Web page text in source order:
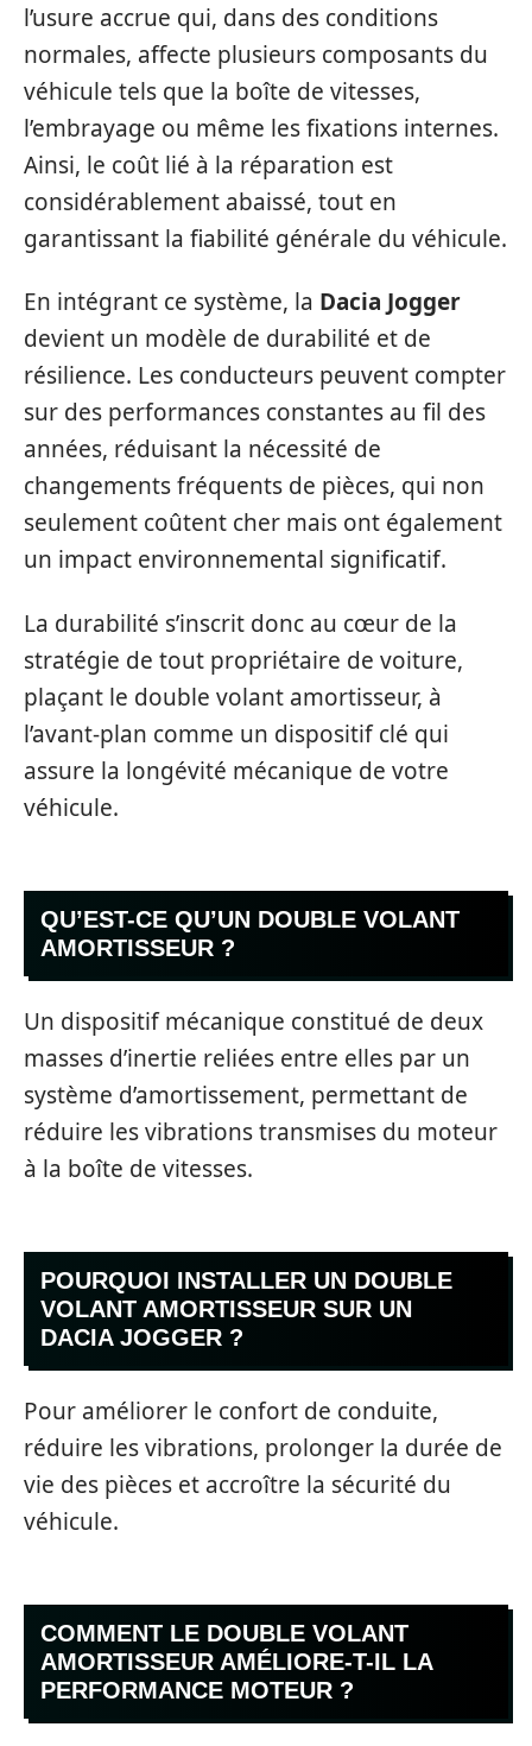
l’usure accrue qui, dans des conditions
normales, affecte plusieurs composants du
véhicule tels que la boîte de vitesses,
l’embrayage ou même les fixations internes.
Ainsi, le coût lié à la réparation est
considérablement abaissé, tout en
garantissant la fiabilité générale du véhicule.
En intégrant ce système, la Dacia Jogger
devient un modèle de durabilité et de
résilience. Les conducteurs peuvent compter
sur des performances constantes au fil des
années, réduisant la nécessité de
changements fréquents de pièces, qui non
seulement coûtent cher mais ont également
un impact environnemental significatif.
La durabilité s’inscrit donc au cœur de la
stratégie de tout propriétaire de voiture,
plaçant le double volant amortisseur, à
l’avant-plan comme un dispositif clé qui
assure la longévité mécanique de votre
véhicule.
QU’EST-CE QU’UN DOUBLE VOLANT
AMORTISSEUR ?
Un dispositif mécanique constitué de deux
masses d’inertie reliées entre elles par un
système d’amortissement, permettant de
réduire les vibrations transmises du moteur
à la boîte de vitesses.
POURQUOI INSTALLER UN DOUBLE
VOLANT AMORTISSEUR SUR UN
DACIA JOGGER ?
Pour améliorer le confort de conduite,
réduire les vibrations, prolonger la durée de
vie des pièces et accroître la sécurité du
véhicule.
COMMENT LE DOUBLE VOLANT
AMORTISSEUR AMÉLIORE-T-IL LA
PERFORMANCE MOTEUR ?